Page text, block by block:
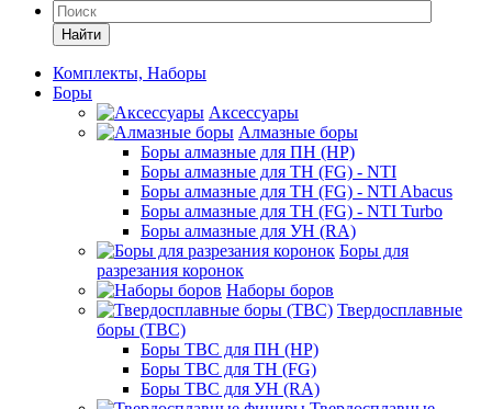
Найти
Комплекты, Наборы
Боры
Аксессуары
Алмазные боры
Боры алмазные для ПН (HP)
Боры алмазные для ТН (FG) - NTI
Боры алмазные для ТН (FG) - NTI Abacus
Боры алмазные для ТН (FG) - NTI Turbo
Боры алмазные для УН (RA)
Боры для
разрезания коронок
Наборы боров
Твердосплавные
боры (ТВС)
Боры ТВС для ПН (HP)
Боры ТВС для ТН (FG)
Боры ТВС для УН (RA)